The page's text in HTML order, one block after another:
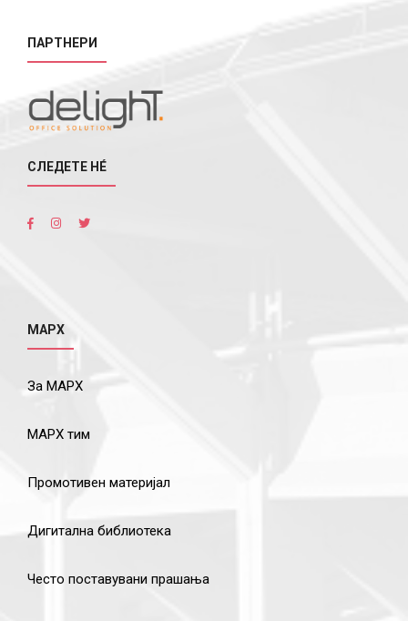
ПАРТНЕРИ
СЛЕДЕТЕ НÉ
МАРХ
За МАРХ
МАРХ тим
Промотивен материјал
Дигитална библиотека
Често поставувани прашања